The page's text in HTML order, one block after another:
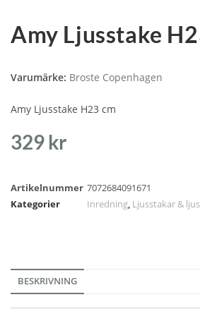
Amy Ljusstake
Varumärke: Broste Copenhagen
Amy Ljusstake H23 cm
329 kr
Artikelnummer 7072684091671
Kategorier
Inredning, Ljusstakar &
BESKRIVNING